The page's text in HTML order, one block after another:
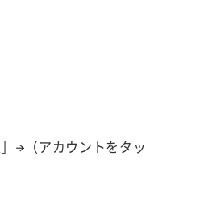
→（アカウントをタッ